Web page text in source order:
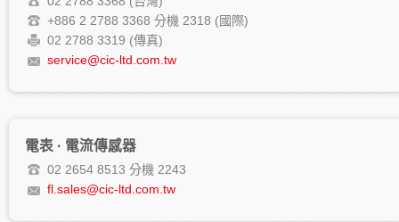
+886 2 2788 3368 分機 2318 (國際)
02 2788 3319 (傳真)
service@cic-ltd.com.tw
電表 · 電流傳感器
02 2654 8513 分機 2243
fl.sales@cic-ltd.com.tw